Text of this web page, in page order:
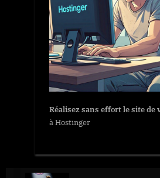
Réalisez sans effort le site de
à Hostinger